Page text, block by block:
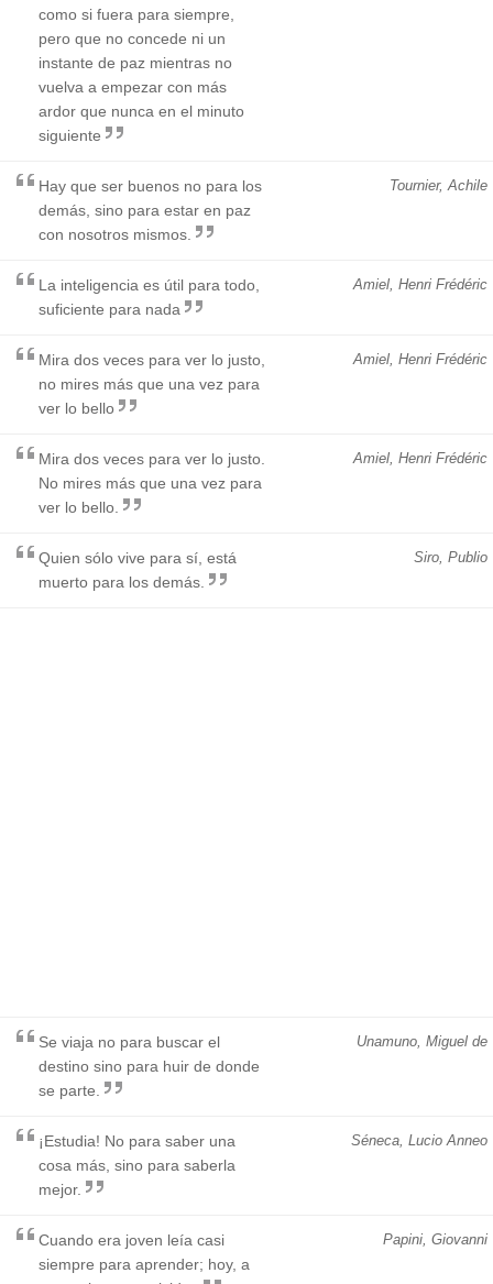
como si fuera para siempre,
pero que no concede ni un
instante de paz mientras no
vuelva a empezar con más
ardor que nunca en el minuto
siguiente
Tournier, Achile
Hay que ser buenos no para los
demás, sino para estar en paz
con nosotros mismos.
Amiel, Henri Frédéric
La inteligencia es útil para todo,
suficiente para nada
Amiel, Henri Frédéric
Mira dos veces para ver lo justo,
no mires más que una vez para
ver lo bello
Amiel, Henri Frédéric
Mira dos veces para ver lo justo.
No mires más que una vez para
ver lo bello.
Siro, Publio
Quien sólo vive para sí, está
muerto para los demás.
Unamuno, Miguel de
Se viaja no para buscar el
destino sino para huir de donde
se parte.
Séneca, Lucio Anneo
¡Estudia! No para saber una
cosa más, sino para saberla
mejor.
Papini, Giovanni
Cuando era joven leía casi
siempre para aprender; hoy, a